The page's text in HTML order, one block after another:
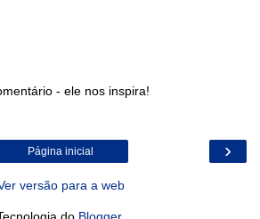
- ele nos inspira!
›
Página inicial
versão para a web
do Blogger.